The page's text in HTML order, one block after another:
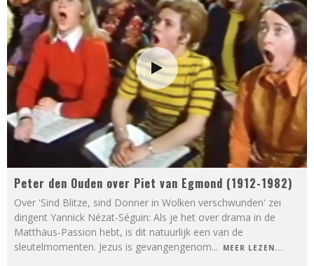
Peter den Ouden over Piet van Egmond (1912-1982)
Over 'Sind Blitze, sind Donner in Wolken verschwunden' zei
dirigent Yannick Nézat-Séguin: Als je het over drama in de
Matthäus-Passion hebt, is dit natuurlijk een van de
sleutelmomenten. Jezus is gevangengenom... MEER LEZEN...